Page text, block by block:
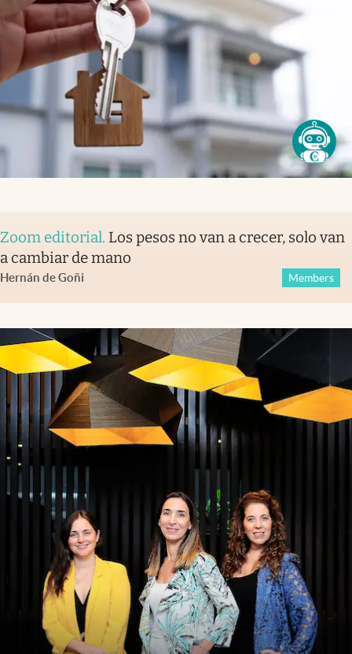
Zoom editorial. Los pesos no van a crecer, solo van
a cambiar de mano
Hernán de Goñi Members